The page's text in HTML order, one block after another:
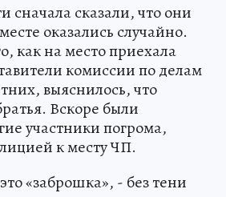
сначала сказали, что они
оказались случайно.
как на место приехала
комиссии по делам
выяснилось, что
Вскоре были
участники погрома,
к месту ЧП.
«заброшка», - без тени